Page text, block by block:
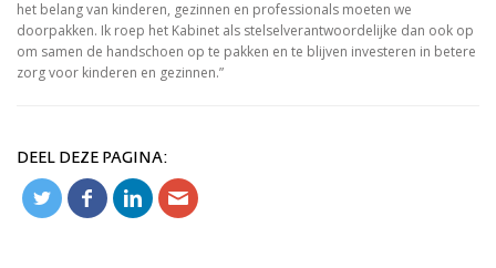
het belang van kinderen, gezinnen en professionals moeten we
doorpakken. Ik roep het Kabinet als stelselverantwoordelijke dan ook op
om samen de handschoen op te pakken en te blijven investeren in betere
zorg voor kinderen en gezinnen.”
DEEL DEZE PAGINA: